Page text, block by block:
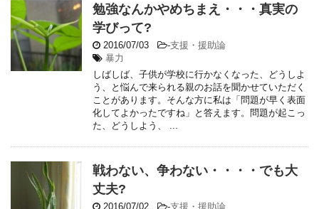
勉強なんかやめちまえ・・・真実の
学びって?
2016/07/03 -支援・援助論
暴力
しばしば、子供が学校に行かなくなった、どうしよ
う、と悩んで来られる親のお話を聞かせていただく
ことがあります。そんな方に私は「問題が早く表面
化してよかったですね」と答えます。問題が起こっ
た、どうしよう、 ...
戦わない、争わない・・・・でも大
丈夫?
2016/07/02 -支援・援助論